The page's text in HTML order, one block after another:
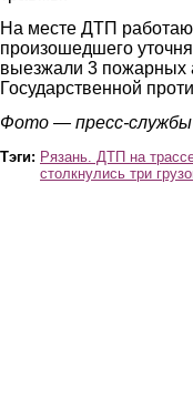
На месте ДТП
произошедшего
выезжали 3 пожарных
Государственной
Фото — пресс-
Тэги: Рязань. ДТП на
столкнулись три